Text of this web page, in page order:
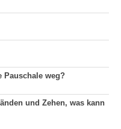
Pauschale weg?
und Zehen, was kann